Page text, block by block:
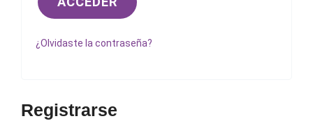
¿Olvidaste la contraseña?
Registrarse